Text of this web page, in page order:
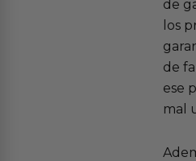
de
los
de
ese
mal